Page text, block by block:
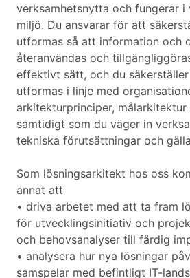
verksamhetsnytta och fungerar
miljö. Du ansvarar för att
utformas så att information och
återanvändas och
effektivt sätt, och du
utformas i linje med
arkitekturprinciper, målarkitektur
samtidigt som du väger in
tekniska förutsättningar och
Som lösningsarkitekt hos oss
annat att
• driva arbetet med att ta fram
för utvecklingsinitiativ och
och behovsanalyser till färdig
• analysera hur nya lösningar
samspelar med befintligt IT-